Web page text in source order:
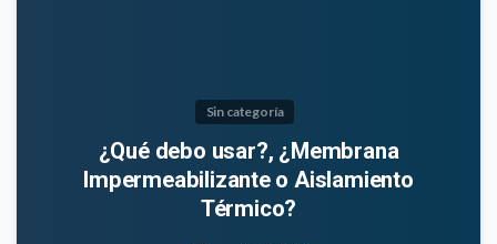
Sin categoría
¿Qué debo usar?, ¿Membrana
Impermeabilizante o Aislamiento
Térmico?